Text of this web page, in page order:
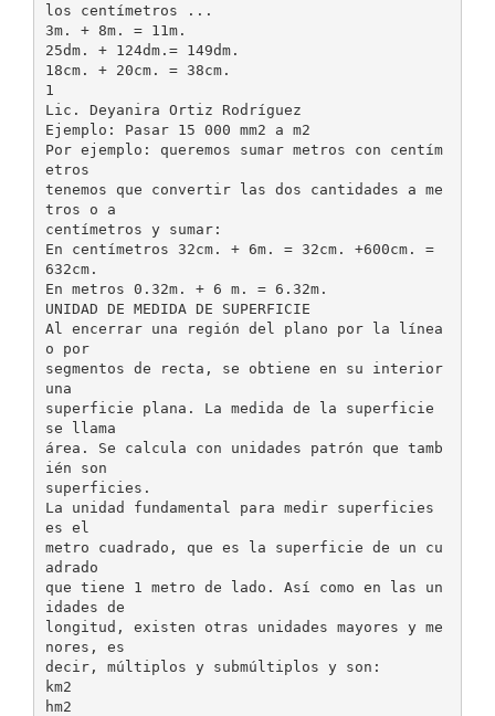
los centímetros ...
3m. + 8m. = 11m.
25dm. + 124dm.= 149dm.
18cm. + 20cm. = 38cm.
1
Lic. Deyanira Ortiz Rodríguez
Ejemplo: Pasar 15 000 mm2 a m2
Por ejemplo: queremos sumar metros con centím
etros
tenemos que convertir las dos cantidades a me
tros o a
centímetros y sumar:
En centímetros 32cm. + 6m. = 32cm. +600cm. =
632cm.
En metros 0.32m. + 6 m. = 6.32m.
UNIDAD DE MEDIDA DE SUPERFICIE
Al encerrar una región del plano por la línea
o por
segmentos de recta, se obtiene en su interior
una
superficie plana. La medida de la superficie
se llama
área. Se calcula con unidades patrón que tamb
ién son
superficies.
La unidad fundamental para medir superficies
es el
metro cuadrado, que es la superficie de un cu
adrado
que tiene 1 metro de lado. Así como en las un
idades de
longitud, existen otras unidades mayores y me
nores, es
decir, múltiplos y submúltiplos y son:
km2
hm2